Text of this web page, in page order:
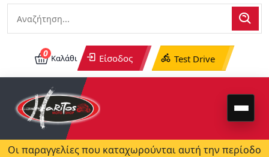
0 Καλάθι Είσοδος Test Drive
Οι παραγγελίες που καταχωρούνται αυτή την περίοδο